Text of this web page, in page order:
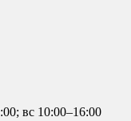
вс 10:00–16:00